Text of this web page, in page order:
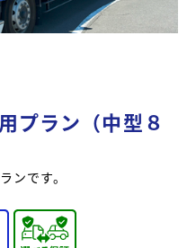
プラン（中型８
ンです。